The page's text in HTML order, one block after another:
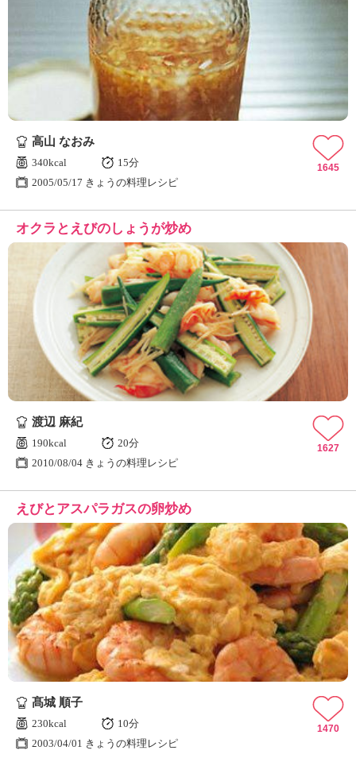
高山 なおみ
340kcal
15分
2005/05/17 きょうの料理レシピ
1645
オクラとえびのしょうが炒め
渡辺 麻紀
190kcal
20分
2010/08/04 きょうの料理レシピ
1627
えびとアスパラガスの卵炒め
髙城 順子
230kcal
10分
2003/04/01 きょうの料理レシピ
1470